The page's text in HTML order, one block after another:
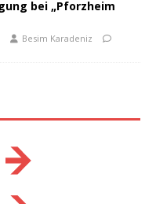
bei „Pforzheim
Besim Karadeniz